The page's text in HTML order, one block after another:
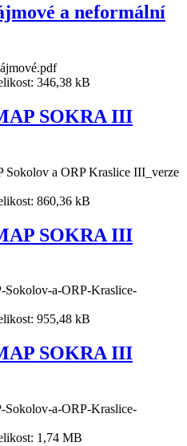
a neformální
346,38 kB
SOKRA III
Sokolov a ORP Kraslice III_verze
860,36 kB
SOKRA III
Sokolov-a-ORP-Kraslice-
955,48 kB
SOKRA III
Sokolov-a-ORP-Kraslice-
1,74 MB